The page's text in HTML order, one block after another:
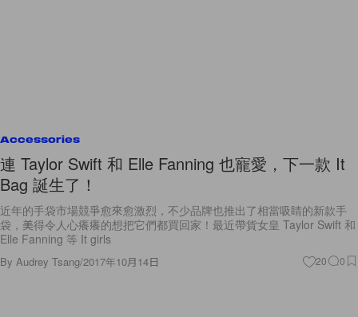
Accessories
連 Taylor Swift 和 Elle Fanning 也寵愛，下一款 It
Bag 誕生了！
近年的手袋市場競爭愈來愈激烈，不少品牌也推出了相當吸睛的新款手
袋，美得令人心癢癢的想把它們都買回家！最近帶貨女皇 Taylor Swift 和
Elle Fanning 等 It girls
By Audrey Tsang/2017年10月14日 20 0